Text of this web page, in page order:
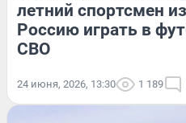
летний спортсмен
Россию играть в
СВО
24 июня, 2026, 13:30 1 189